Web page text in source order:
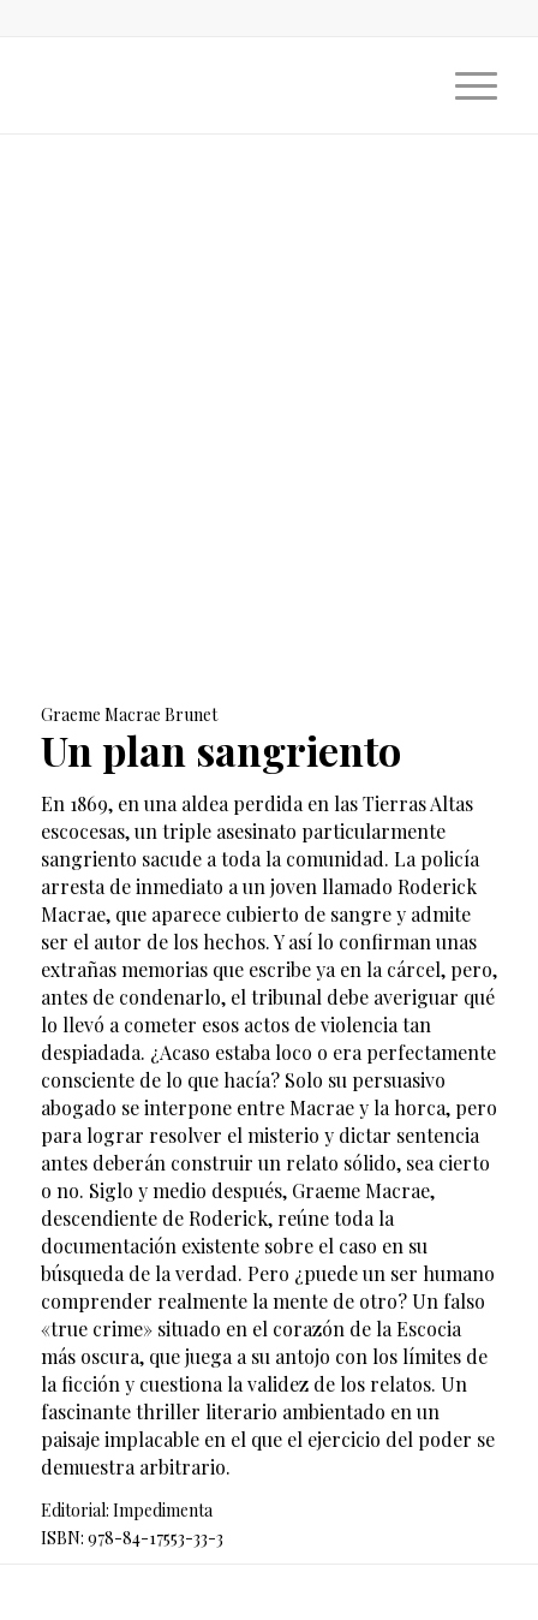
Graeme Macrae Brunet
Un plan sangriento
En 1869, en una aldea perdida en las Tierras Altas
escocesas, un triple asesinato particularmente
sangriento sacude a toda la comunidad. La policía
arresta de inmediato a un joven llamado Roderick
Macrae, que aparece cubierto de sangre y admite
ser el autor de los hechos. Y así lo confirman unas
extrañas memorias que escribe ya en la cárcel, pero,
antes de condenarlo, el tribunal debe averiguar qué
lo llevó a cometer esos actos de violencia tan
despiadada. ¿Acaso estaba loco o era perfectamente
consciente de lo que hacía? Solo su persuasivo
abogado se interpone entre Macrae y la horca, pero
para lograr resolver el misterio y dictar sentencia
antes deberán construir un relato sólido, sea cierto
o no. Siglo y medio después, Graeme Macrae,
descendiente de Roderick, reúne toda la
documentación existente sobre el caso en su
búsqueda de la verdad. Pero ¿puede un ser humano
comprender realmente la mente de otro? Un falso
«true crime» situado en el corazón de la Escocia
más oscura, que juega a su antojo con los límites de
la ficción y cuestiona la validez de los relatos. Un
fascinante thriller literario ambientado en un
paisaje implacable en el que el ejercicio del poder se
demuestra arbitrario.
Editorial: Impedimenta
ISBN: 978-84-17553-33-3